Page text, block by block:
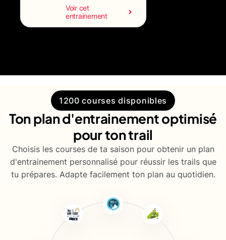
Voir cet
entrainement
1200 courses disponibles
Ton plan d'entrainement optimisé
pour ton trail
Choisis les courses de ta saison pour obtenir un plan
d'entrainement personnalisé pour réussir les trails que
tu prépares. Adapte facilement ton plan au quotidien.